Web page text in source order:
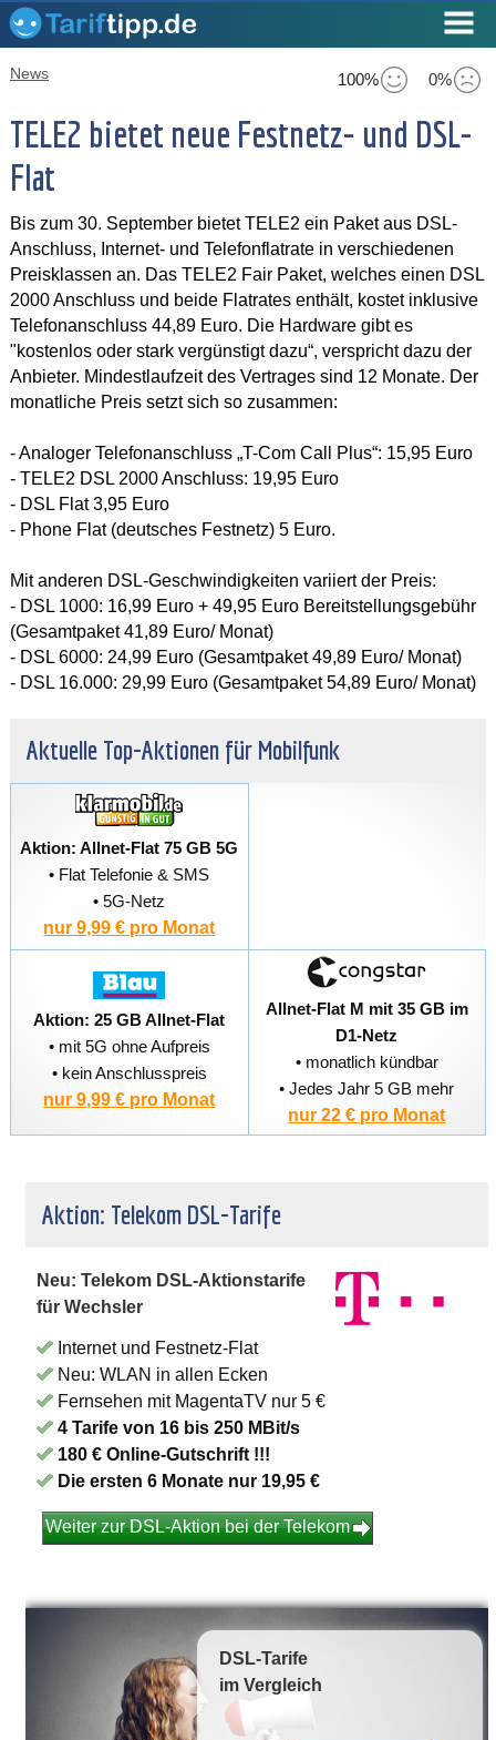
100% 0%
News
TELE2 bietet neue Festnetz- und DSL-
Flat
Bis zum 30. September bietet TELE2 ein Paket aus DSL-
Anschluss, Internet- und Telefonflatrate in verschiedenen
Preisklassen an. Das TELE2 Fair Paket, welches einen DSL
2000 Anschluss und beide Flatrates enthält, kostet inklusive
Telefonanschluss 44,89 Euro. Die Hardware gibt es
"kostenlos oder stark vergünstigt dazu“, verspricht dazu der
Anbieter. Mindestlaufzeit des Vertrages sind 12 Monate. Der
monatliche Preis setzt sich so zusammen:
- Analoger Telefonanschluss „T-Com Call Plus“: 15,95 Euro
- TELE2 DSL 2000 Anschluss: 19,95 Euro
- DSL Flat 3,95 Euro
- Phone Flat (deutsches Festnetz) 5 Euro.
Mit anderen DSL-Geschwindigkeiten variiert der Preis:
- DSL 1000: 16,99 Euro + 49,95 Euro Bereitstellungsgebühr
(Gesamtpaket 41,89 Euro/ Monat)
- DSL 6000: 24,99 Euro (Gesamtpaket 49,89 Euro/ Monat)
- DSL 16.000: 29,99 Euro (Gesamtpaket 54,89 Euro/ Monat)
Aktuelle Top-Aktionen für Mobilfunk
Aktion: Allnet-Flat 75 GB 5G
• Flat Telefonie & SMS
• 5G-Netz
nur 9,99 € pro Monat
Aktion: 25 GB Allnet-Flat
• mit 5G ohne Aufpreis
• kein Anschlusspreis
nur 9,99 € pro Monat
Allnet-Flat M mit 35 GB im
D1-Netz
• monatlich kündbar
• Jedes Jahr 5 GB mehr
nur 22 € pro Monat
Aktion: Telekom DSL-Tarife
Neu: Telekom DSL-Aktionstarife
für Wechsler
Internet und Festnetz-Flat
Neu: WLAN in allen Ecken
Fernsehen mit MagentaTV nur 5 €
4 Tarife von 16 bis 250 MBit/s
180 € Online-Gutschrift !!!
Die ersten 6 Monate nur 19,95 €
Weiter zur DSL-Aktion bei der Telekom
DSL-Tarife
im Vergleich